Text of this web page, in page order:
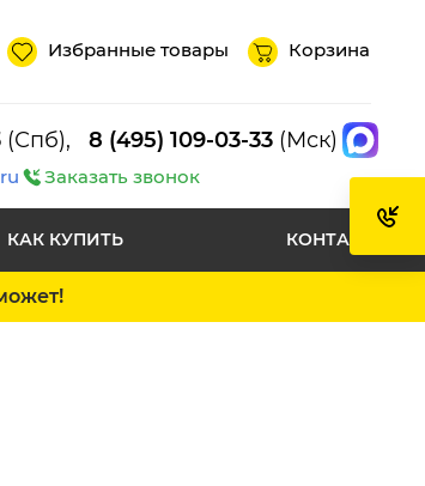
Избранные товары Корзина
(Спб), 8 (495) 109-03-33 (Мск)
Заказать звонок
КАК КУПИТЬ КОНТАКТЫ